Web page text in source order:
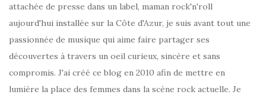
attachée de presse dans un label, maman rock'n'roll
aujourd'hui installée sur la Côte d'Azur, je suis avant tout une
passionnée de musique qui aime faire partager ses
découvertes à travers un oeil curieux, sincère et sans
compromis. J'ai créé ce blog en 2010 afin de mettre en
lumière la place des femmes dans la scène rock actuelle. Je